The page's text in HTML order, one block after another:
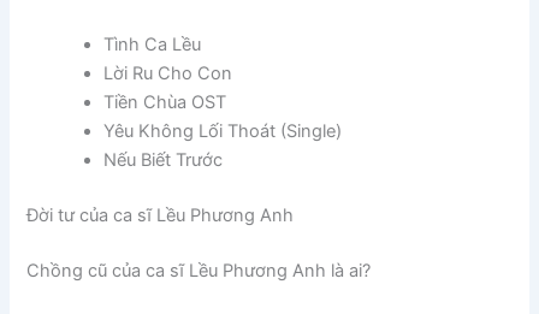
Tình Ca Lều
Lời Ru Cho Con
Tiền Chùa OST
Yêu Không Lối Thoát (Single)
Nếu Biết Trước
Đời tư của ca sĩ Lều Phương Anh
Chồng cũ của ca sĩ Lều Phương Anh là ai?